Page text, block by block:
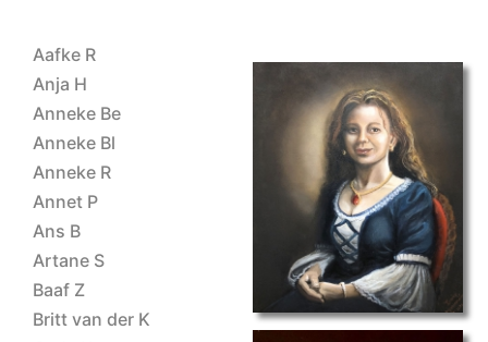
Aafke R
Anja H
Anneke Be
Anneke Bl
Anneke R
Annet P
Ans B
Artane S
Baaf Z
Britt van der K
ET 2023 Ineke